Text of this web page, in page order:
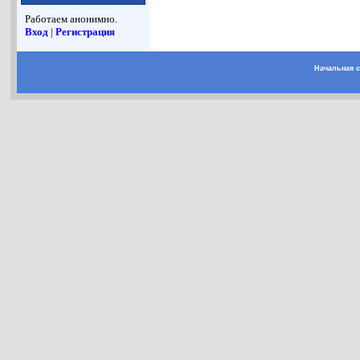
Работаем анонимно.
Вход |Регистрация
Начальная